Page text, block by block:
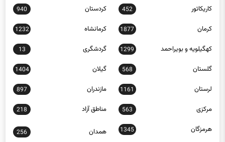
کاریکاتور 452 کردستان 940
کرمان 1877 کرمانشاه 1232
کهگیلویه و بویراحمد 1299 گردشگری 13
گلستان 568 گیلان 1404
لرستان 1161 مازندران 897
مرکزی 563 مناطق آزاد 218
هرمزگان 1345 همدان 256